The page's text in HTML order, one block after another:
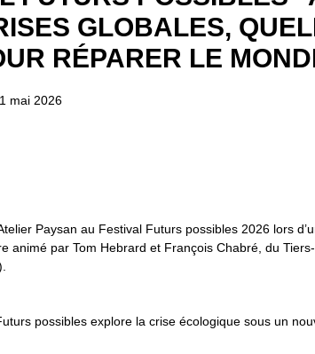
GLOBALES,
RÉPARER LE
mai 2026
Paysan au Festival Futurs possibles 2026 lors
animé par Tom Hebrard et François Chabré, du
possibles explore la crise écologique sous un